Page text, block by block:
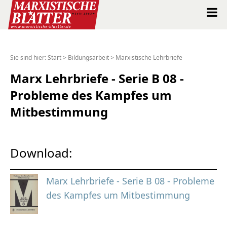
Suche
Abo
Spenden
Über uns
Sie sind hier:Start > Bildungsarbeit > Marxistische Lehrbriefe
Marx Lehrbriefe - Serie B 08 -
Probleme des Kampfes um
Mitbestimmung
Download:
Marx Lehrbriefe - Serie B 08 - Probleme
des Kampfes um Mitbestimmung